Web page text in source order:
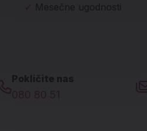
Mesečne ugodnosti
Pokličite nas
080 80 51